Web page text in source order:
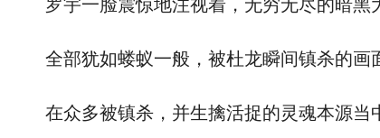
罗宇一脸震惊地注视着，无穷无尽的暗黑
全部犹如蝼蚁一般，被杜龙瞬间镇杀的画
在众多被镇杀，并生擒活捉的灵魂本源当